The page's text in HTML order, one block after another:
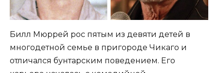
Билл Мюррей рос пятым из девяти детей в
многодетной семье в пригороде Чикаго и
отличался бунтарским поведением. Его